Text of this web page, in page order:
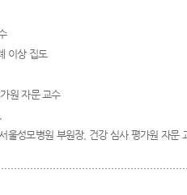
이상 집도
원 자문 교수
울성모병원 부원장, 건강 심사 평가원 자문